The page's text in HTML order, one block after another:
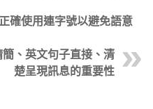
確使用連字號以避免語意
、英文句子直接、清
楚呈現訊息的重要性